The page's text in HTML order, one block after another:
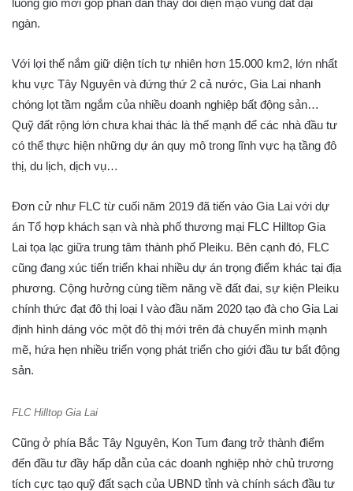
ngàn.
Với lợi thế nắm giữ diện tích tự nhiên hơn 15.000 km2, lớn nhất
khu vực Tây Nguyên và đứng thứ 2 cả nước, Gia Lai nhanh
chóng lọt tầm ngắm của nhiều doanh nghiệp bất động sản…
Quỹ đất rộng lớn chưa khai thác là thế mạnh để các nhà đầu tư
có thể thực hiện những dự án quy mô trong lĩnh vực hạ tầng đô
thị, du lịch, dịch vụ…
Đơn cử như FLC từ cuối năm 2019 đã tiến vào Gia Lai với dự
án Tổ hợp khách sạn và nhà phố thương mại FLC Hilltop Gia
Lai tọa lạc giữa trung tâm thành phố Pleiku. Bên cạnh đó, FLC
cũng đang xúc tiến triển khai nhiều dự án trọng điểm khác tại địa
phương. Cộng hưởng cùng tiềm năng về đất đai, sự kiện Pleiku
chính thức đạt đô thị loại I vào đầu năm 2020 tạo đà cho Gia Lai
định hình dáng vóc một đô thị mới trên đà chuyển mình mạnh
mẽ, hứa hẹn nhiều triển vọng phát triển cho giới đầu tư bất động
sản.
FLC Hilltop Gia Lai
Cũng ở phía Bắc Tây Nguyên, Kon Tum đang trở thành điểm
đến đầu tư đầy hấp dẫn của các doanh nghiệp nhờ chủ trương
tích cực tạo quỹ đất sạch của UBND tỉnh và chính sách đầu tư